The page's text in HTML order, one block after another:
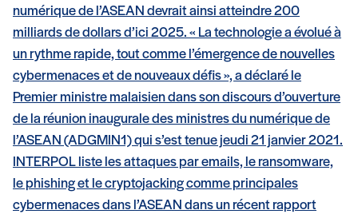
numérique de l’ASEAN devrait ainsi atteindre 200
milliards de dollars d’ici 2025. « La technologie a évolué à
un rythme rapide, tout comme l’émergence de nouvelles
cybermenaces et de nouveaux défis », a déclaré le
Premier ministre malaisien dans son discours d’ouverture
de la réunion inaugurale des ministres du numérique de
l’ASEAN (ADGMIN1) qui s’est tenue jeudi 21 janvier 2021.
INTERPOL liste les attaques par emails, le ransomware,
le phishing et le cryptojacking comme principales
cybermenaces dans l’ASEAN dans un récent rapport